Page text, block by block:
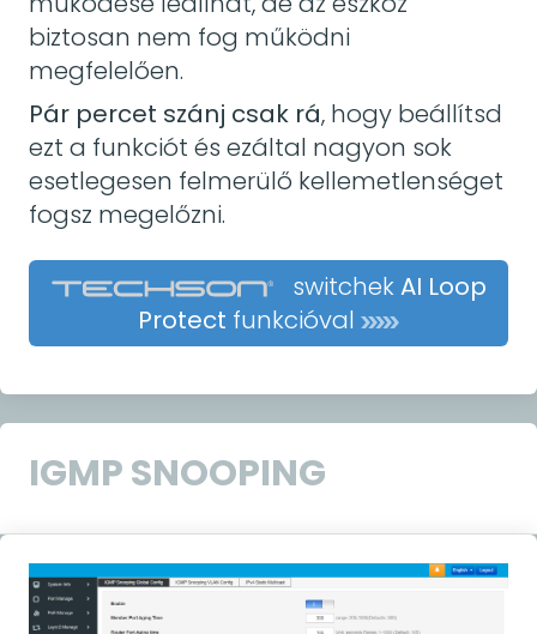
biztosan nem fog működni
megfelelően.
Pár percet szánj csak rá, hogy beállítsd
ezt a funkciót és ezáltal nagyon sok
esetlegesen felmerülő kellemetlenséget
fogsz megelőzni.
switchekAI Loop
Protect funkcióval
IGMP SNOOPING